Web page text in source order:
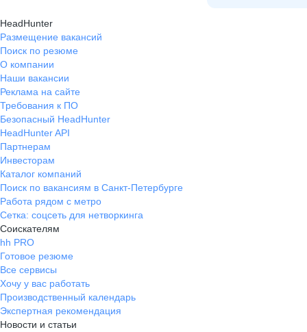
HeadHunter
Размещение вакансий
Поиск по резюме
О компании
Наши вакансии
Реклама на сайте
Требования к ПО
Безопасный HeadHunter
HeadHunter API
Партнерам
Инвесторам
Каталог компаний
Поиск по вакансиям в Санкт-Петербурге
Работа рядом с метро
Сетка: соцсеть для нетворкинга
Соискателям
hh PRO
Готовое резюме
Все сервисы
Хочу у вас работать
Производственный календарь
Экспертная рекомендация
Новости и статьи